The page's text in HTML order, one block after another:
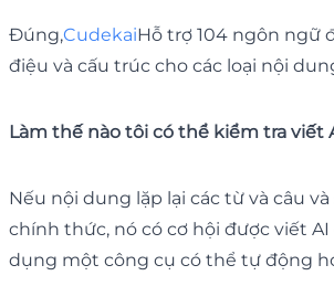
Đúng,CudekaiHỗ trợ 104 ngôn ngữ
điệu và cấu trúc cho các loại nội
Làm thế nào tôi có thể kiểm tra viết
Nếu nội dung lặp lại các từ và câu
chính thức, nó có cơ hội được viết AI
dụng một công cụ có thể tự động